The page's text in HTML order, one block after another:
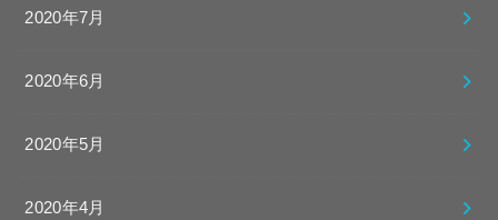
2020年7月
2020年6月
2020年5月
2020年4月